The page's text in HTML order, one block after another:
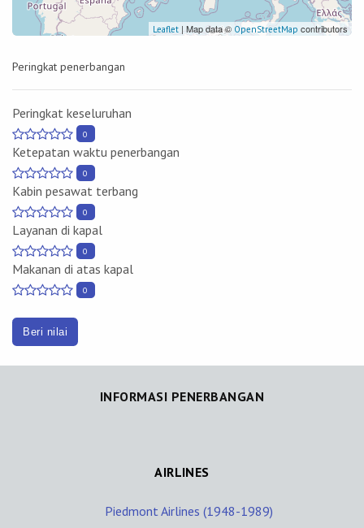
Leaflet | Map data © OpenStreetMap contributors
Peringkat penerbangan
Peringkat keseluruhan
0
Ketepatan waktu penerbangan
0
Kabin pesawat terbang
0
Layanan di kapal
0
Makanan di atas kapal
0
Beri nilai
INFORMASI PENERBANGAN
AIRLINES
Piedmont Airlines (1948-1989)